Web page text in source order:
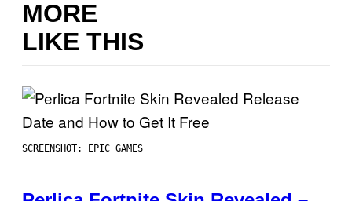
MORE
LIKE THIS
SCREENSHOT: EPIC GAMES